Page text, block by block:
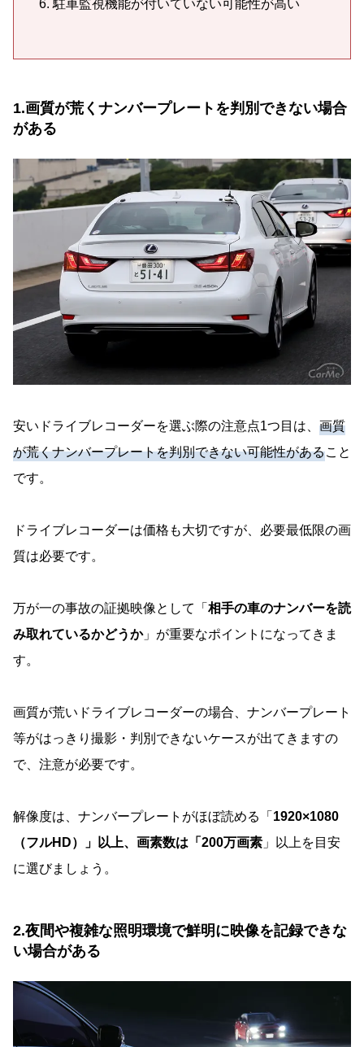
駐車監視機能が付いていない可能性が高い
1.画質が荒くナンバープレートを判別できない場合
がある
安いドライブレコーダーを選ぶ際の注意点1つ目は、 画質
が荒くナンバープレートを判別できない可能性があること
です。
ドライブレコーダーは価格も大切ですが、必要最低限の画
質は必要です。
万が一の事故の証拠映像として「 相手の車のナンバーを読
み取れているかどうか」が重要なポイントになってきま
す。
画質が荒いドライブレコーダーの場合、ナンバープレート
等がはっきり撮影・判別できないケースが出てきますの
で、注意が必要です。
解像度は、ナンバープレートがほぼ読める「 1920×1080
（フルHD）」以上、画素数は「200万画素 」以上を目安
に選びましょう。
2.夜間や複雑な照明環境で鮮明に映像を記録できな
い場合がある